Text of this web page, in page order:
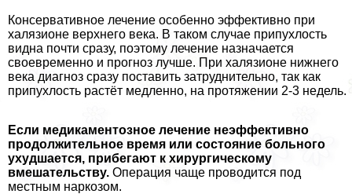
Консервативное лечение особенно эффективно при
халязионе верхнего века. В таком случае припухлость
видна почти сразу, поэтому лечение назначается
своевременно и прогноз лучше. При халязионе нижнего
века диагноз сразу поставить затруднительно, так как
припухлость растёт медленно, на протяжении 2-3 недель.
Если медикаментозное лечение неэффективно
продолжительное время или состояние больного
ухудшается, прибегают к хирургическому
вмешательству. Операция чаще проводится под
местным наркозом.